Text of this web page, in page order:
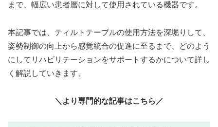
まで、幅広い患者層に対して使用されている機器です。
本記事では、ティルトテーブルの使用方法を深堀りして、
姿勢制御の向上から感覚統合の促進に至るまで、どのよう
にしてリハビリテーションをサポートするかについて詳し
く解説していきます。
＼より専門的な記事はこちら／